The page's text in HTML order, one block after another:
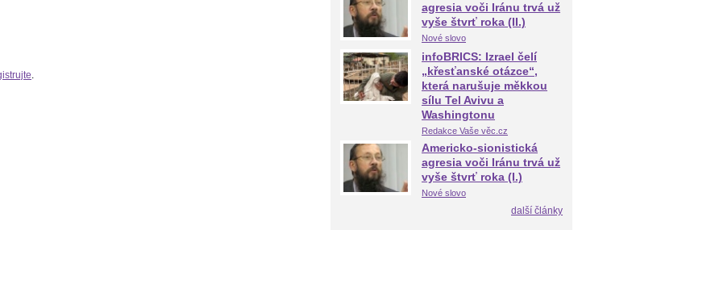
.
agresia voči Iránu trvá už
vyše štvrť roka (II.)
Nové slovo
infoBRICS: Izrael čelí
„křesťanské otázce“,
která narušuje měkkou
sílu Tel Avivu a
Washingtonu
Redakce Vaše věc.cz
Americko-sionistická
agresia voči Iránu trvá už
vyše štvrť roka (I.)
Nové slovo
další články